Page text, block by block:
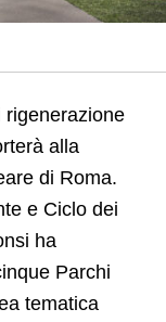
rigenerazione
alla
di Roma.
e Ciclo dei
ha
Parchi
tematica